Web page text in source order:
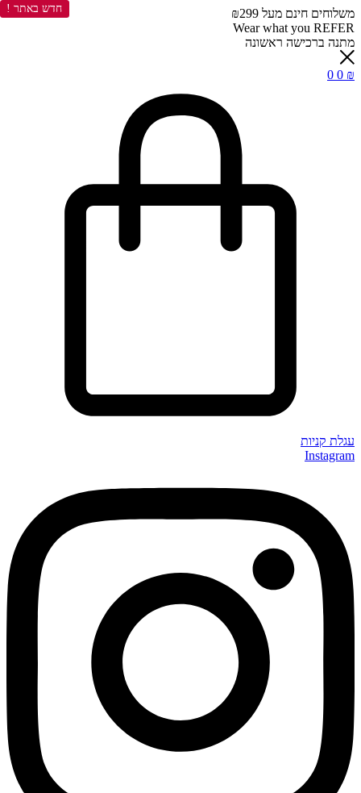
משלוחים חינם מעל ₪299
Wear what you REFER
מתנה ברכישה ראשונה
0 ₪
0
עגלת קניות
Instagram
חדש באתר !